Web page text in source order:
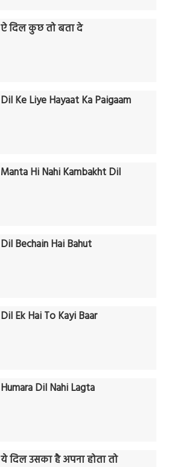
ऐ दिल कुछ तो बता दे
Dil Ke Liye Hayaat Ka Paigaam
Manta Hi Nahi Kambakht Dil
Dil Bechain Hai Bahut
Dil Ek Hai To Kayi Baar
Humara Dil Nahi Lagta
ये दिल उसका है अपना होता तो